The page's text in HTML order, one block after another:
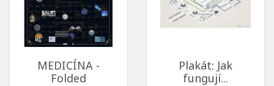
MEDICÍNA -
Folded
Plakát: Jak
fungují...